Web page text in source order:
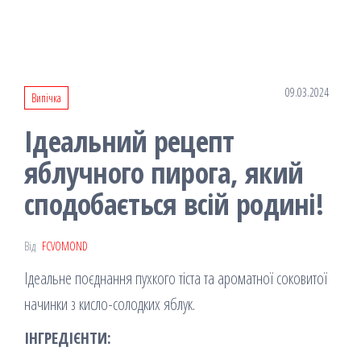
Випічка 09.03.2024
Ідеальний рецепт
яблучного пирога, який
сподобається всій родині!
Від FCVOMOND
Ідеальне поєднання пухкого тіста та ароматної соковитої
начинки з кисло-солодких яблук.
ІНГРЕДІЄНТИ: